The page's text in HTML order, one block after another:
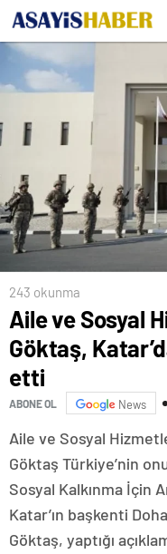
243 okunma
Aile ve Sosyal
Göktaş,
etti
ABONE OL News
Aile ve Sosyal
Göktaş Türkiye’nin
Sosyal Kalkınma İçin
Katar’ın başkenti
Göktaş, yaptığı